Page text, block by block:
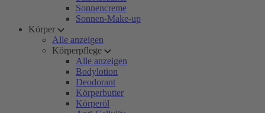
Sonnencreme
Sonnen-Make-up
Körper
Alle anzeigen
Körperpflege
Alle anzeigen
Bodylotion
Deodorant
Körperbutter
Körperöl